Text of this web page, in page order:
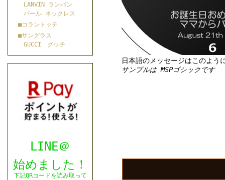
LANVIN ランバン
パール ネックレス
■コラントッテ
■サングラス
GUCCI グッチ
LINE＠
始めました！
下記QRコードを読み取って
日本語のメッセージはこのよう
サンプルは MSPゴシックです